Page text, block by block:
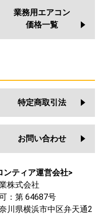
業務用エアコン
価格一覧
特定商取引法
お問い合わせ
ンティア運営会社>
株式会社
：第 64687号
川県横浜市中区弁天通2